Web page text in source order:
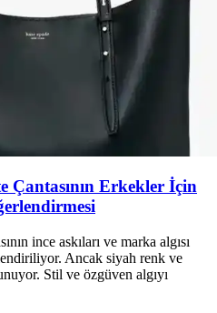
Çantasının Erkekler İçin
ince askıları ve marka algısı
Ancak siyah renk ve
Stil ve özgüven algıyı